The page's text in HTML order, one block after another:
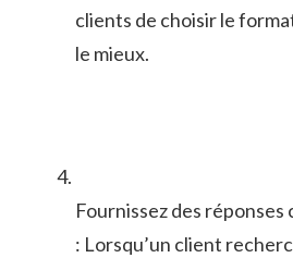
‍clients de choisir le
le mieux.
Fournissez des
: Lorsqu’un client⁤